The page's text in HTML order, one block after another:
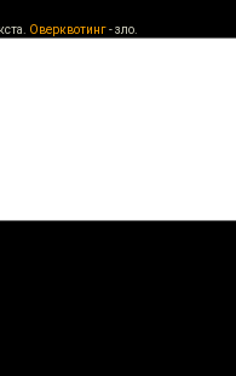
Оверквотинг- зло.